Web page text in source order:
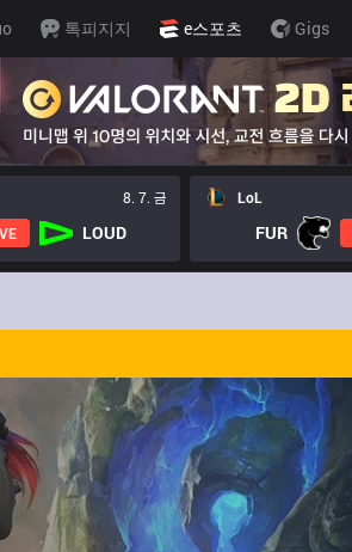
톡피지지 e스포츠 Gigs
8. 7. 금
LOUD
LoL
FUR